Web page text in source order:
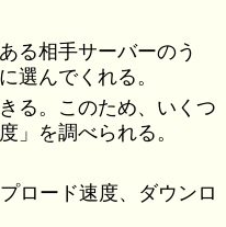
る相手サーバーのう
選んでくれる。
る。このため、いくつ
」を調べられる。
ロード速度、ダウンロ